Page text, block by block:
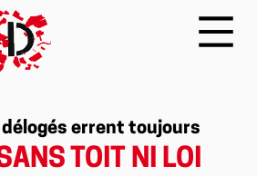
délogés errent toujours
TOIT NI LOI